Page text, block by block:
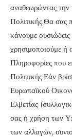
αναθεωρώντας την
Πολιτικής.Θα σας
κάνουμε
χρησιμοποιούμε ή
Πληροφορίες που
Πολιτικής.Εάν
Ευρωπαϊκού
Ελβετίας
σας ή χρήση των
των αλλαγών,